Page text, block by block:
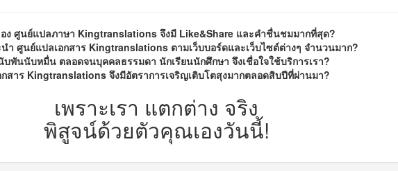
ง ศูนย์แปลภาษา Kingtranslations จึงมี Like&Share และคำชื่นชมมากที่สุด?
ำ ศูนย์แปลเอกสาร Kingtranslations ตามเว็บบอร์ดและเว็บไซต์ต่างๆ จำนวนมาก?
พันนับหมื่น ตลอดจนบุคคลธรรมดา นักเรียนนักศึกษา จึงเชื่อใจใช้บริการเรา?
สาร Kingtranslations จึงมีอัตราการเจริญเติบโตสุงมากตลอดสิบปีที่ผ่านมา?
เพราะเรา แตกต่าง จริง
พิสูจน์ด้วยตัวคุณเองวันนี้!